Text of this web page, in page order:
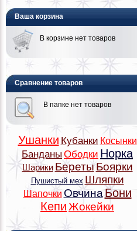
Ваша корзина
В корзине нет товаров
Сравнение товаров
В папке нет товаров
Ушанки Кубанки Косынки
Банданы Ободки Норка
Шарики Береты Боярки
Пушистый мех Шляпки
Шапочки ОвчинаБони
Кепи Жокейки